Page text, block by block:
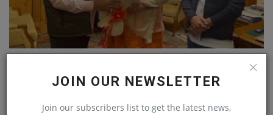
JOIN OUR NEWSLETTER
Join our subscribers list to get the latest news,